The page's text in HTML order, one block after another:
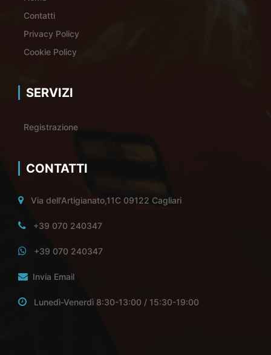
Contatti
Privacy Policy
Cookie Policy
SERVIZI
Registrazione
CONTATTI
Via dell'Artigianato,11C 09122 Cagliari
+39 070 240347
+39 070 240347
Invia Email
Lunedì-Venerdì 8:30-13:00 / 15:30-19:00